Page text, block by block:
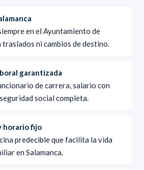
en el Ayuntamiento de
traslados ni cambios de destino.
garantizada
de carrera, salario con
social completa.
horario fijo
predecible que facilita la vida
en Salamanca.